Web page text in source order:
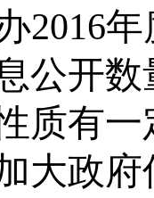
2016
公开
质有
大政